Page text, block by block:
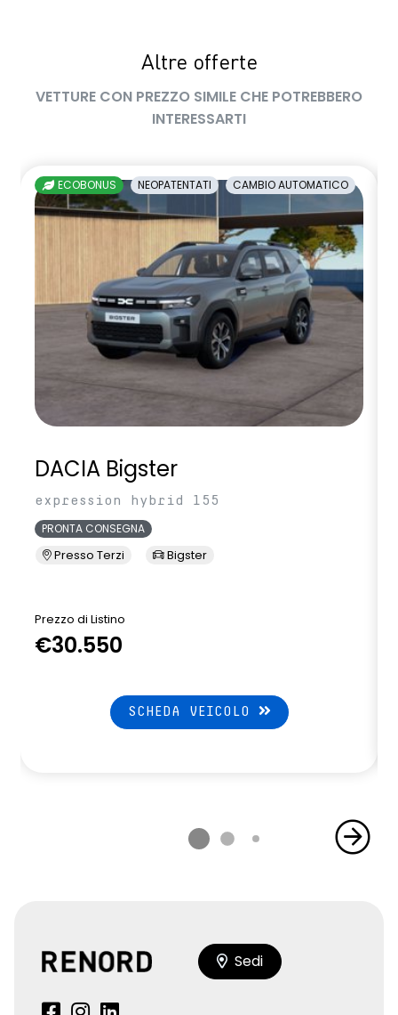
sedili posteriori ripiegabili 1/3 - 2/3
sellerie in tessuto nero melange e tessuto nero titanio con
sistema di controllo della pressione pneumatici indiretto
sistema di frenata d'emergenza attiva
sistema multimediale openR link 10.4" con Google integrato
volante in pelle
Altre offerte
VETTURE CON PREZZO SIMILE CHE POTREBBERO
INTERESSARTI
ECOBONUS NEOPATENTATI CAMBIO AUTOMATICO
DACIA Bigster
expression hybrid 155
PRONTA CONSEGNA
Presso Terzi Bigster
Prezzo di Listino
€30.550
SCHEDA VEICOLO
Sedi